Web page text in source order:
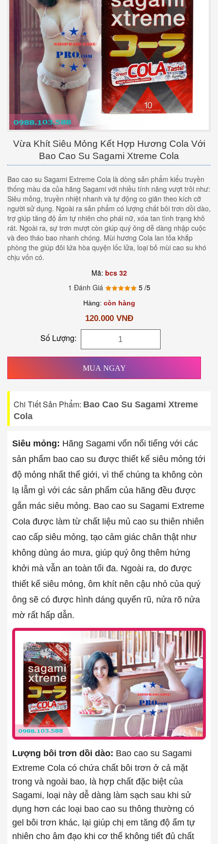
Vừa Khít Siêu Mỏng Kết Hợp Hương Cola Với
Bao Cao Su Sagami Xtreme Cola
Bao cao su Sagami Extreme Cola là dòng sản phẩm kiểu truyền
thống màu da của hãng Sagami với nhiều tính năng vượt trôi như:
Siêu mỏng, truyền nhiệt nhanh và tự động co giãn theo kích cỡ
người sử dụng. Ngoài ra sản phẩm có lượng chất bôi trơn dồi dào,
trợ giúp tăng độ ẩm tự nhiên cho phái nữ, xóa tan tình trạng khô
rát. Ngoài ra, sự trơn mượt còn giúp quý ông dễ dàng nhập cuộc
và đeo tháo bao nhanh chóng. Mùi hương Cola lan tỏa khắp
phòng the giúp đôi lứa hòa quyện lốc lửa, loại bỏ mùi cao su khó
chịu vốn có.
Mã: bcs 32
1 Đánh Giá
5 /5
Hàng: còn hàng
120.000 VNĐ
Số Lượng:
MUA NGAY
Chi Tiết Sản Phẩm: Bao Cao Su Sagami Xtreme
Cola
Siêu mỏng: Hãng Sagami vốn nổi tiếng với các
sản phẩm bao cao su được thiết kế siêu mỏng tới
độ mỏng nhất thế giới, vì thế chúng ta không còn
lạ lẫm gì với các sản phẩm của hãng đều được
gắn mác siêu mỏng. Bao cao su Sagami Extreme
Cola được làm từ chất liệu mủ cao su thiên nhiên
cao cấp siêu mỏng, tạo cảm giác chân thật như
không dùng áo mưa, giúp quý ông thêm hứng
khởi mà vẫn an toàn tối đa. Ngoài ra, do được
thiết kế siêu mỏng, ôm khít nên cậu nhỏ của quý
ông sẽ có được hình dáng quyến rũ, nửa rõ nửa
mờ rất hấp dẫn.
Lượng bôi trơn dồi dào: Bao cao su Sagami
Extreme Cola có chứa chất bôi trơn ở cả mặt
trong và ngoài bao, là hợp chất đặc biệt của
Sagami, loại này dễ dàng làm sạch sau khi sử
dụng hơn các loại bao cao su thông thường có
gel bôi trơn khác, lại giúp chị em tăng độ ẩm tự
nhiên cho âm đạo khi cơ thể không tiết đủ chất